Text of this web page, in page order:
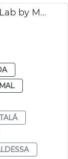
Inauguració del GSIC Testing Lab by Microsoft